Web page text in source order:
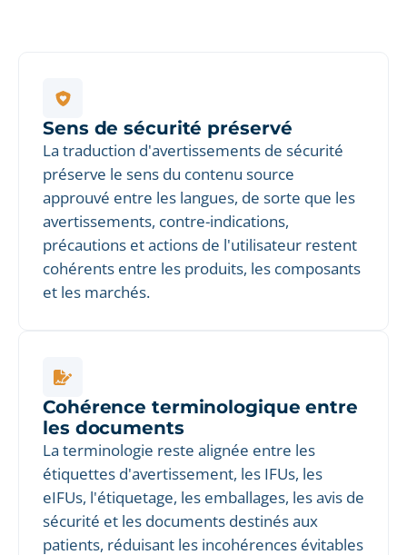
Sens de sécurité préservé
La traduction d'avertissements de sécurité
préserve le sens du contenu source
approuvé entre les langues, de sorte que les
avertissements, contre-indications,
précautions et actions de l'utilisateur restent
cohérents entre les produits, les composants
et les marchés.
Cohérence terminologique entre
les documents
La terminologie reste alignée entre les
étiquettes d'avertissement, les IFUs, les
eIFUs, l'étiquetage, les emballages, les avis de
sécurité et les documents destinés aux
patients, réduisant les incohérences évitables